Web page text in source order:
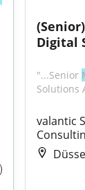
(Senior)
Digital
"...Senior
Solutions
valantic